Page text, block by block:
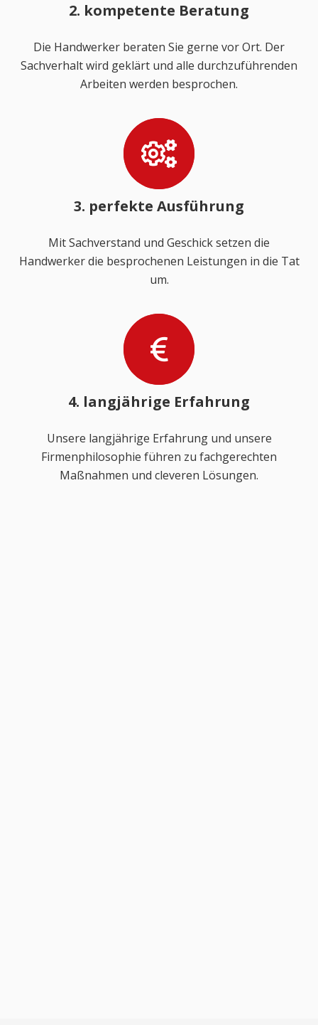
2. kompetente Beratung
Die Handwerker beraten Sie gerne vor Ort. Der
Sachverhalt wird geklärt und alle durchzuführenden
Arbeiten werden besprochen.
3. perfekte Ausführung
Mit Sachverstand und Geschick setzen die
Handwerker die besprochenen Leistungen in die Tat
um.
4. langjährige Erfahrung
Unsere langjährige Erfahrung und unsere
Firmenphilosophie führen zu fachgerechten
Maßnahmen und cleveren Lösungen.